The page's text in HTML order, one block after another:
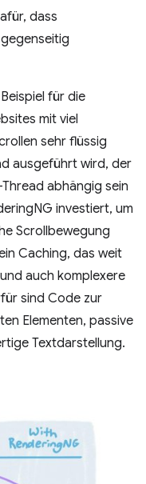
dass
für die
mit viel
sehr flüssig
ausgeführt wird, der
abhängig sein
investiert, um
Scrollbewegung
Caching, das weit
auch komplexere
sind Code zur
Elementen, passive
Textdarstellung.